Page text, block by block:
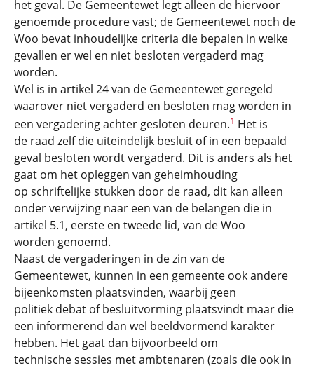
het geval. De Gemeentewet legt alleen de hiervoor
genoemde procedure vast; de Gemeentewet noch de
Woo bevat inhoudelijke criteria die bepalen in welke
gevallen er wel en niet besloten vergaderd mag
worden.
Wel is in artikel 24 van de Gemeentewet geregeld
waarover niet vergaderd en besloten mag worden in
een vergadering achter gesloten deuren.1 Het is
de raad zelf die uiteindelijk besluit of in een bepaald
geval besloten wordt vergaderd. Dit is anders als het
gaat om het opleggen van geheimhouding
op schriftelijke stukken door de raad, dit kan alleen
onder verwijzing naar een van de belangen die in
artikel 5.1, eerste en tweede lid, van de Woo
worden genoemd.
Naast de vergaderingen in de zin van de
Gemeentewet, kunnen in een gemeente ook andere
bijeenkomsten plaatsvinden, waarbij geen
politiek debat of besluitvorming plaatsvindt maar die
een informerend dan wel beeldvormend karakter
hebben. Het gaat dan bijvoorbeeld om
technische sessies met ambtenaren (zoals die ook in